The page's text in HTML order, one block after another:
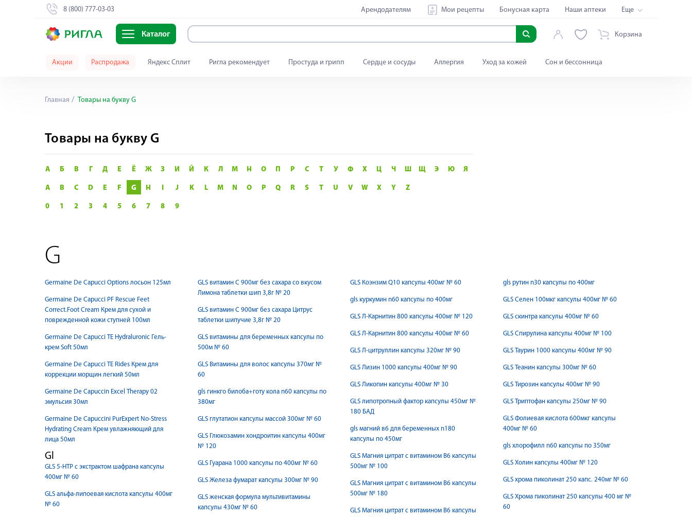
8 (800) 777-03-03 Арендодателям Мои рецепты Бонусная карта Наши аптеки Еще
Каталог Корзина
Акции Распродажа Яндекс Сплит Ригла рекомендует Простуда и грипп Сердце и сосуды Аллергия Уход за кожей Сон и бессонница
Главная Товары на букву G
Товары на букву G
А Б В Г Д Е Ё Ж З И Й К Л М Н О П Р С Т У Ф Х Ц Ч Ш Щ Э Ю Я
A B C D E F G H I J K L M N O P Q R S T U V W X Y Z
0 1 2 3 4 5 6 7 8 9
G
Germaine De Capucci Options лосьон 125мл
Germaine De Capucci PF Rescue Feet
Correct.Foot Cream Крем для сухой и
поврежденной кожи ступней 100мл
Germaine De Capucci TE Hydraluronic Гель-
крем Soft 50мл
Germaine De Capucci TE Rides Крем для
коррекции морщин легкий 50мл
Germaine De Capuccin Excel Therapy 02
эмульсия 30мл
Germaine De Capuccini PurExpert No-Stress
Hydrating Cream Крем увлажняющий для
лица 50мл
Gl
GLS 5-HTP с экстрактом шафрана капсулы
400мг № 60
GLS альфа-липоевая кислота капсулы 400мг
№ 60
GLS витамин С 900мг без сахара со вкусом
Лимона таблетки шип 3,8г № 20
GLS витамин С 900мг без сахара Цитрус
таблетки шипучие 3,8г № 20
GLS витамины для беременных капсулы по
500м № 60
GLS Витамины для волос капсулы 370мг №
60
gls гинкго билоба+готу кола n60 капсулы по
380мг
GLS глутатион капсулы массой 300мг № 60
GLS Глюкозамин хондроитин капсулы 400мг
№ 120
GLS Гуарана 1000 капсулы по 400мг № 60
GLS Железа фумарат капсулы 300мг № 90
GLS женская формула мультивитамины
капсулы 430мг № 60
GLS Коэнзим Q10 капсулы 400мг № 60
gls куркумин n60 капсулы по 400мг
GLS Л-Карнитин 800 капсулы 400мг № 120
GLS Л-Карнитин 800 капсулы 400мг № 60
GLS Л-цитруллин капсулы 320мг № 90
GLS Лизин 1000 капсулы 400мг № 90
GLS Ликопин капсулы 400мг № 30
GLS липотропный фактор капсулы 450мг №
180 БАД
gls магний в6 для беременных n180
капсулы по 450мг
GLS Магния цитрат с витамином В6 капсулы
500мг № 100
GLS Магния цитрат с витамином В6 капсулы
500мг № 180
GLS Магния цитрат с витамином В6 капсулы
gls рутин n30 капсулы по 400мг
GLS Селен 100мкг капсулы 400мг № 60
GLS скинтра капсулы 400мг № 60
GLS Спирулина капсулы 400мг № 100
GLS Таурин 1000 капсулы 400мг № 90
GLS Теанин капсулы 300мг № 60
GLS Тирозин капсулы 400мг № 90
GLS Триптофан капсулы 250мг № 90
GLS Фолиевая кислота 600мкг капсулы
400мг № 60
gls хлорофилл n60 капсулы по 350мг
GLS Холин капсулы 400мг № 120
GLS хрома пиколинат 250 капc. 240мг № 60
GLS Хрома пиколинат 250 капсулы 400 мг №
60